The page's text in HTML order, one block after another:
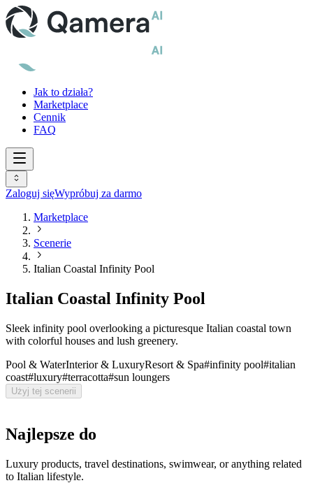
Jak to działa?
Marketplace
Cennik
FAQ
Zaloguj sięWypróbuj za darmo
Marketplace
Scenerie
Italian Coastal Infinity Pool
Italian Coastal Infinity Pool
Sleek infinity pool overlooking a picturesque Italian coastal town
with colorful houses and lush greenery.
Pool & WaterInterior & LuxuryResort & Spa#infinity pool#italian
coast#luxury#terracotta#sun loungers
Użyj tej scenerii
Najlepsze do
Luxury products, travel destinations, swimwear, or anything related
to Italian lifestyle.